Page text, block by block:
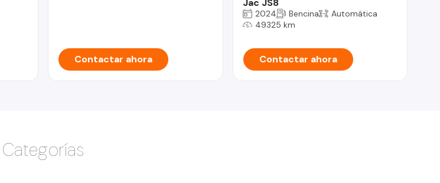
Contactar ahora
Jac JS8
2024 Bencina
Automática
49325 km
Contactar ahora
Categorías